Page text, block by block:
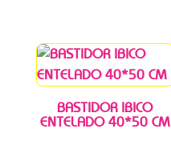
BASTIDOR IBICO
ENTELADO 40*50 CM